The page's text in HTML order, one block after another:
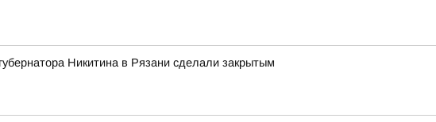
Никитина в Рязани сделали закрытым